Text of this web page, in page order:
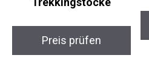
Trail Pro –